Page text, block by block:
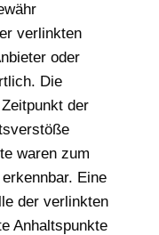
verlinkten
oder
Die
der
waren zum
Eine
der verlinkten
Anhaltspunkte